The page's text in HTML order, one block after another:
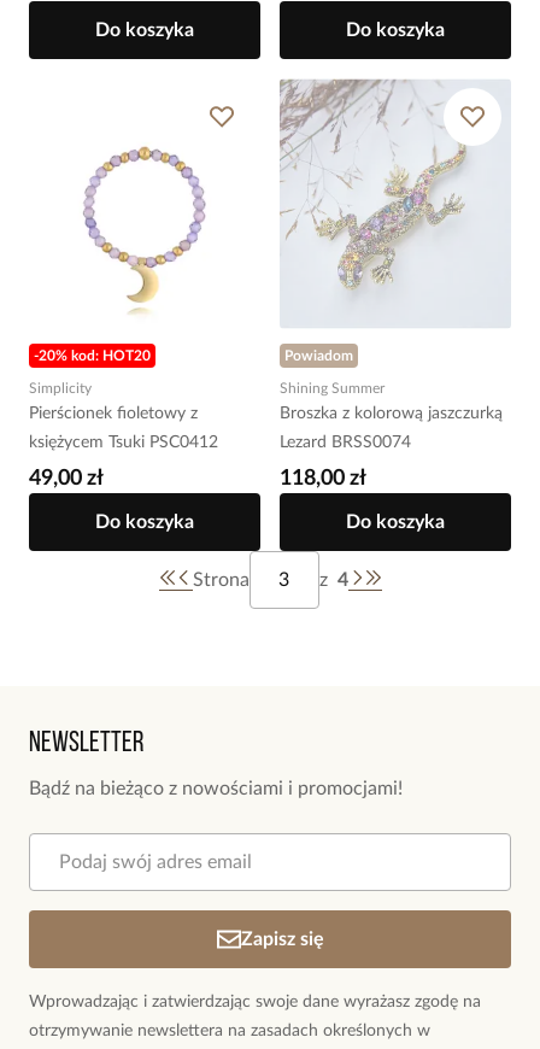
Do koszyka Do koszyka
-20% kod: HOT20
Simplicity
Pierścionek fioletowy z
księżycem Tsuki PSC0412
49,00 zł
Do koszyka
Powiadom
Shining Summer
Broszka z kolorową jaszczurką
Lezard BRSS0074
118,00 zł
Do koszyka
Strona z 4
Newsletter
Bądź na bieżąco z nowościami i promocjami!
Zapisz się
Wprowadzając i zatwierdzając swoje dane wyrażasz zgodę na
otrzymywanie newslettera na zasadach określonych w